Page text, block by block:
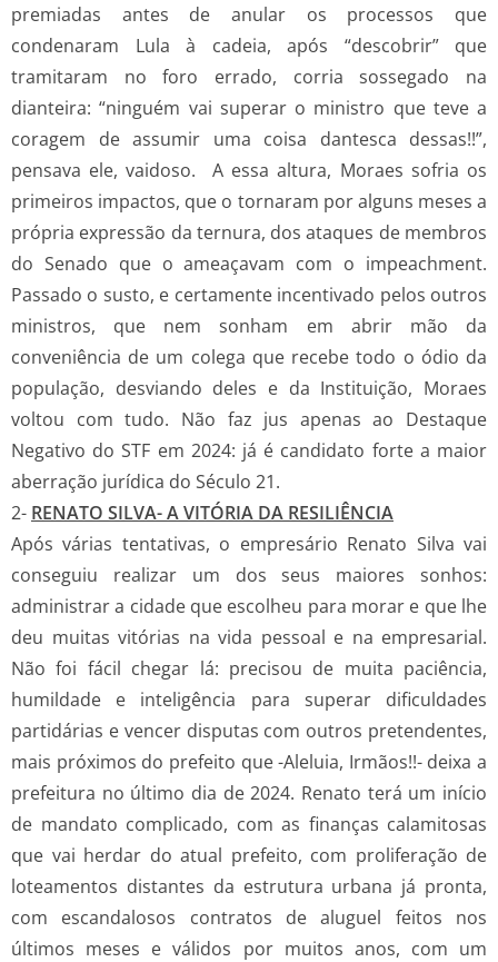
premiadas antes de anular os processos que
condenaram Lula à cadeia, após “descobrir” que
tramitaram no foro errado, corria sossegado na
dianteira: “ninguém vai superar o ministro que teve a
coragem de assumir uma coisa dantesca dessas!!”,
pensava ele, vaidoso. A essa altura, Moraes sofria os
primeiros impactos, que o tornaram por alguns meses a
própria expressão da ternura, dos ataques de membros
do Senado que o ameaçavam com o impeachment.
Passado o susto, e certamente incentivado pelos outros
ministros, que nem sonham em abrir mão da
conveniência de um colega que recebe todo o ódio da
população, desviando deles e da Instituição, Moraes
voltou com tudo. Não faz jus apenas ao Destaque
Negativo do STF em 2024: já é candidato forte a maior
aberração jurídica do Século 21.
2- RENATO SILVA- A VITÓRIA DA RESILIÊNCIA
Após várias tentativas, o empresário Renato Silva vai
conseguiu realizar um dos seus maiores sonhos:
administrar a cidade que escolheu para morar e que lhe
deu muitas vitórias na vida pessoal e na empresarial.
Não foi fácil chegar lá: precisou de muita paciência,
humildade e inteligência para superar dificuldades
partidárias e vencer disputas com outros pretendentes,
mais próximos do prefeito que -Aleluia, Irmãos!!- deixa a
prefeitura no último dia de 2024. Renato terá um início
de mandato complicado, com as finanças calamitosas
que vai herdar do atual prefeito, com proliferação de
loteamentos distantes da estrutura urbana já pronta,
com escandalosos contratos de aluguel feitos nos
últimos meses e válidos por muitos anos, com um